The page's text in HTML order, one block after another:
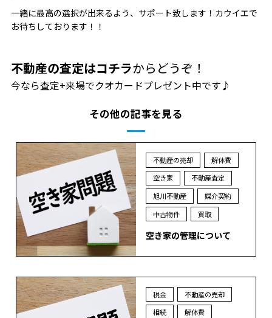
一緒に最高の選択が出来るよう、サポート致します！カウイエで
お待ちしております！！
不動産の査定はコチラからどうぞ！
今なら査定+来場でクオカードプレゼント中です♪
その他の記事を見る
不動産の売却
解体費
空き家
不動産査定
旭川不動産
媒介契約
中古物件
買取
空き家の管理について
税金
不動産の売却
相続
解体費